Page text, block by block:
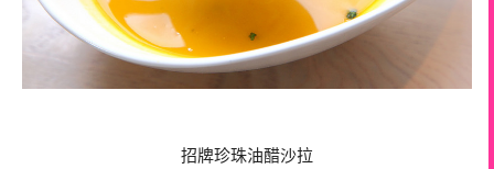
招牌珍珠油醋沙拉